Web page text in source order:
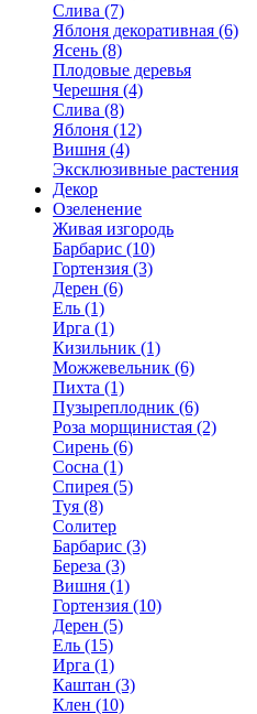
Слива (7)
Яблоня декоративная (6)
Ясень (8)
Плодовые деревья
Черешня (4)
Слива (8)
Яблоня (12)
Вишня (4)
Эксклюзивные растения
Декор
Озеленение
Живая изгородь
Барбарис (10)
Гортензия (3)
Дерен (6)
Ель (1)
Ирга (1)
Кизильник (1)
Можжевельник (6)
Пихта (1)
Пузыреплодник (6)
Роза морщинистая (2)
Сирень (6)
Сосна (1)
Спирея (5)
Туя (8)
Солитер
Барбарис (3)
Береза (3)
Вишня (1)
Гортензия (10)
Дерен (5)
Ель (15)
Ирга (1)
Каштан (3)
Клен (10)